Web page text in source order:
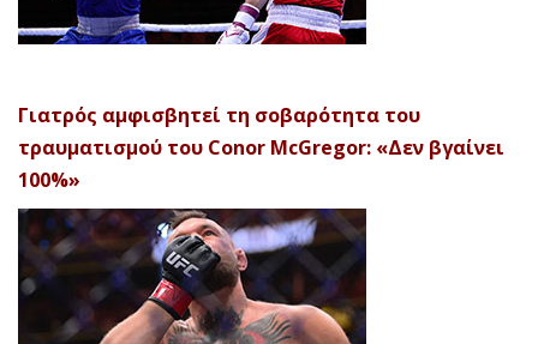
Γιατρός αμφισβητεί τη σοβαρότητα του
τραυματισμού του Conor McGregor: «Δεν βγαίνει
100%»